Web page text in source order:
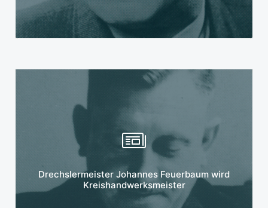
Drechslermeister Johannes Feuerbaum wird
Kreishandwerksmeister
Mehr erfahren